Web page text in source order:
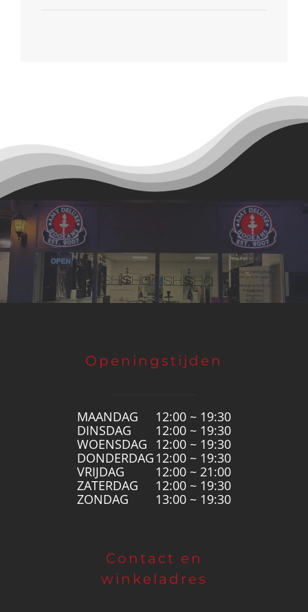
Openingstijden
MAANDAG
12:00 ~ 19:30
DINSDAG
12:00 ~ 19:30
WOENSDAG
12:00 ~ 19:30
DONDERDAG 12:00 ~ 19:30
VRIJDAG
12:00 ~ 21:00
ZATERDAG
12:00 ~ 19:30
ZONDAG
13:00 ~ 19:30
Contact en
winkeladres